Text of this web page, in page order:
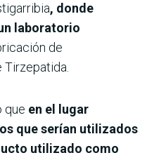
, donde
laboratorio
de
que en el lugar
que serían utilizados
utilizado como